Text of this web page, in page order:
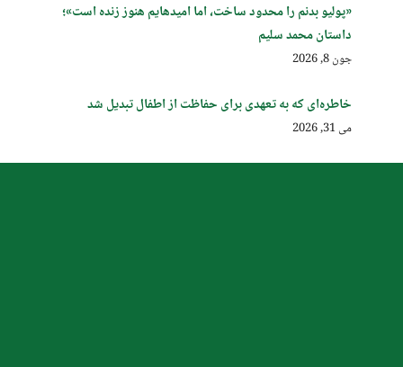
«پولیو بدنم را محدود ساخت، اما امیدهایم هنوز زنده است»؛
داستان محمد سلیم
جون 8, 2026
خاطره‌ای که به تعهدی برای حفاظت از اطفال تبدیل شد
می 31, 2026